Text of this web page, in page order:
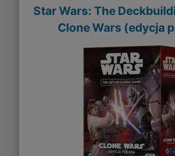
Star Wars: The
Clone Wars (edycja